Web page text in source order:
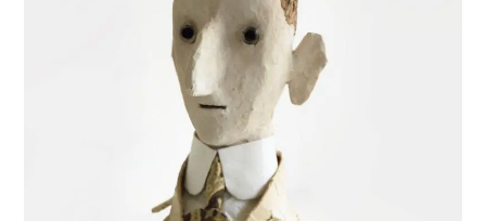
BIOGRAPHIE
CATALOGUE DES OEUVRES
L'AMOUR
L'ORDRE & LES MILITAIRES
LE GENRE HUMAIN
LES MAIRES